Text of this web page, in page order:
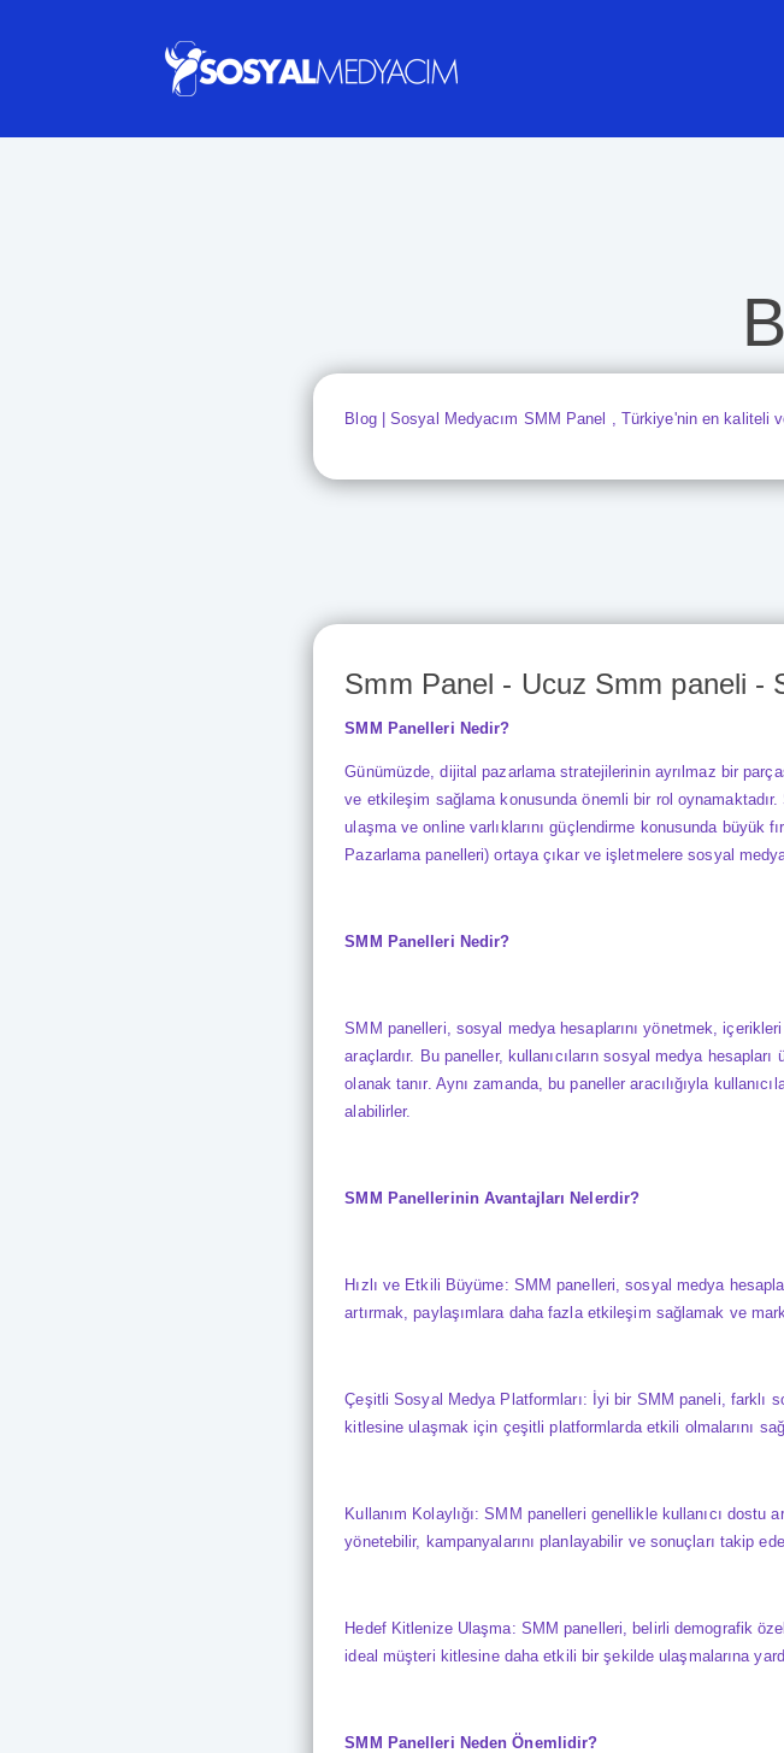
Blog | Sosyal Medyacım SMM Panel , Türkiye'nin en kaliteli
Smm Panel - Ucuz Smm paneli -
SMM Panelleri Nedir?
Günümüzde, dijital pazarlama stratejilerinin ayrılmaz bir
ve etkileşim sağlama konusunda önemli bir rol
ulaşma ve online varlıklarını güçlendirme konusunda büyük
Pazarlama panelleri) ortaya çıkar ve işletmelere sosyal
SMM Panelleri Nedir?
SMM panelleri , sosyal medya hesaplarını yönetmek,
araçlardır. Bu paneller, kullanıcıların sosyal medya
olanak tanır. Aynı zamanda, bu paneller aracılığıyla
alabilirler.
SMM Panellerinin Avantajları Nelerdir?
Hızlı ve Etkili Büyüme: SMM panelleri, sosyal medya
artırmak, paylaşımlara daha fazla etkileşim sağlamak ve
Çeşitli Sosyal Medya Platformları: İyi bir SMM paneli, farklı
kitlesine ulaşmak için çeşitli platformlarda etkili olmalarını
Kullanım Kolaylığı: SMM panelleri genellikle kullanıcı dostu
yönetebilir, kampanyalarını planlayabilir ve sonuçları takip
Hedef Kitlenize Ulaşma: SMM panelleri, belirli demografik
ideal müşteri kitlesine daha etkili bir şekilde ulaşmalarına
SMM Panelleri Neden Önemlidir?